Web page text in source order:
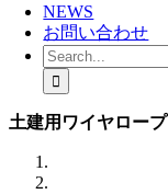
NEWS
お問い合わせ
Search
for:
土建用ワイヤロープ